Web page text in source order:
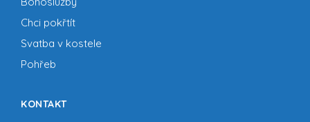
Chci pokřtít
Svatba v kostele
Pohřeb
KONTAKT